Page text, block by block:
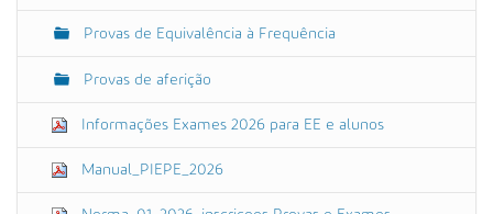
Provas de Equivalência à Frequência
Provas de aferição
Informações Exames 2026 para EE e alunos
Manual_PIEPE_2026